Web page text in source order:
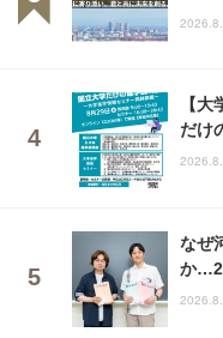
【
だけ
なぜ
か…2